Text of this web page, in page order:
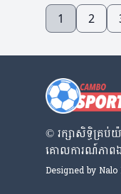
1 2
© រក្សា​សិទ្ធិ​គ្រ
គោលការណ៍​ភា
Designed by